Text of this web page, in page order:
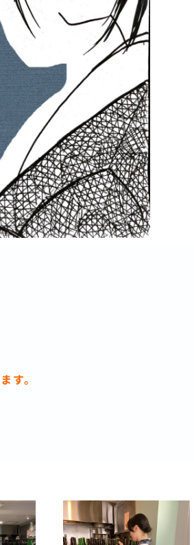
す。